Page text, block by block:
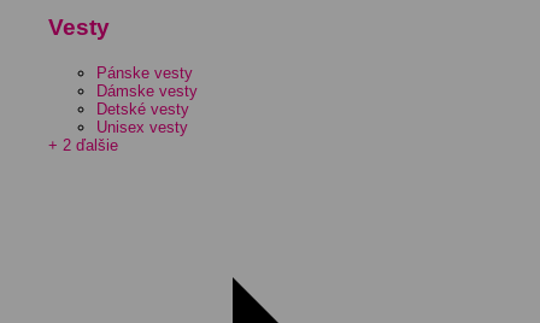
Vesty
Pánske vesty
Dámske vesty
Detské vesty
Unisex vesty
+ 2 ďalšie